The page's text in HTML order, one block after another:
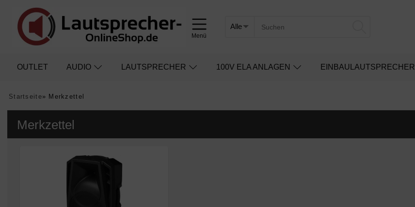
Menü
OUTLET AUDIO LAUTSPRECHER 100V ELA ANLAGEN EINBAULAUTSPRECHER
Startseite» Merkzettel
Merkzettel